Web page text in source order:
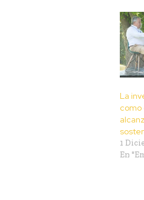
La
como
1
En